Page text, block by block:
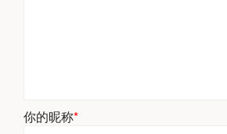
你的昵称*